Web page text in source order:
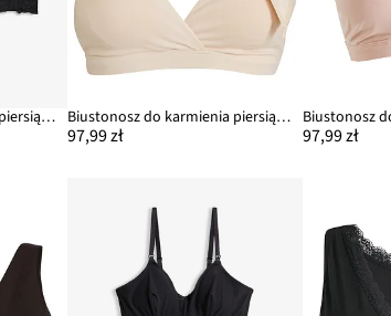
Biustonosz do karmienia piersią, bez fiszbinów, z koronką Biustonosz do karmienia piersią, bez fiszbinów, z bawełny organicznej (2 szt.)
97,99 zł 97,99 zł